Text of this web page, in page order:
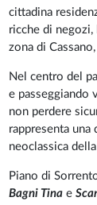
cittadina
ricche di
zona di
Nel centro del
e passeggiando
non perdere
rappresenta
neoclassica
Piano di
Bagni Tina e